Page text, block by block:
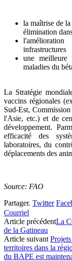
la maîtrise de
élimination
infrastructures
une meilleure
maladies du
La Stratégie
vaccins régionales
Sud-Est,
l'Asie, etc.) et de
développement.
efficacité des
laboratoires, du
déplacements des
Source: FAO
Partager. Twitter
Courriel
Article précédentLa
de la Gatineau
Article suivant
territoires dans la
du BAPE est